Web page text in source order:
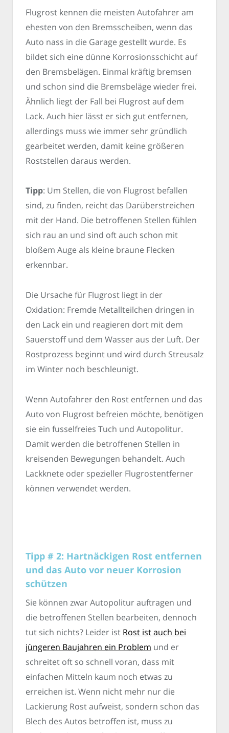
Flugrost kennen die meisten Autofahrer am
ehesten von den Bremsscheiben, wenn das
Auto nass in die Garage gestellt wurde. Es
bildet sich eine dünne Korrosionsschicht auf
den Bremsbelägen. Einmal kräftig bremsen
und schon sind die Bremsbeläge wieder frei.
Ähnlich liegt der Fall bei Flugrost auf dem
Lack. Auch hier lässt er sich gut entfernen,
allerdings muss wie immer sehr gründlich
gearbeitet werden, damit keine größeren
Roststellen daraus werden.
Tipp: Um Stellen, die von Flugrost befallen
sind, zu finden, reicht das Darüberstreichen
mit der Hand. Die betroffenen Stellen fühlen
sich rau an und sind oft auch schon mit
bloßem Auge als kleine braune Flecken
erkennbar.
Die Ursache für Flugrost liegt in der
Oxidation: Fremde Metallteilchen dringen in
den Lack ein und reagieren dort mit dem
Sauerstoff und dem Wasser aus der Luft. Der
Rostprozess beginnt und wird durch Streusalz
im Winter noch beschleunigt.
Wenn Autofahrer den Rost entfernen und das
Auto von Flugrost befreien möchte, benötigen
sie ein fusselfreies Tuch und Autopolitur.
Damit werden die betroffenen Stellen in
kreisenden Bewegungen behandelt. Auch
Lackknete oder spezieller Flugrostentferner
können verwendet werden.
Tipp # 2: Hartnäckigen Rost entfernen
und das Auto vor neuer Korrosion
schützen
Sie können zwar Autopolitur auftragen und
die betroffenen Stellen bearbeiten, dennoch
tut sich nichts? Leider ist Rost ist auch bei
jüngeren Baujahren ein Problem und er
schreitet oft so schnell voran, dass mit
einfachen Mitteln kaum noch etwas zu
erreichen ist. Wenn nicht mehr nur die
Lackierung Rost aufweist, sondern schon das
Blech des Autos betroffen ist, muss zu